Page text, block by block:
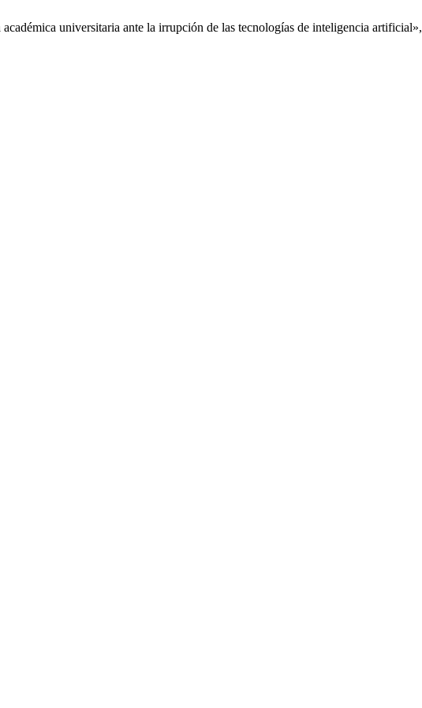
universitaria ante la irrupción de las tecnologías de inteligencia artificial»,